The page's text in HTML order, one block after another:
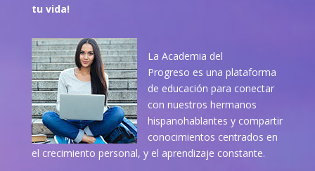
tu vida!
La Academia del
Progreso es una plataforma
de educación para conectar
con nuestros hermanos
hispanohablantes y compartir
conocimientos centrados en
el crecimiento personal, y el aprendizaje constante.